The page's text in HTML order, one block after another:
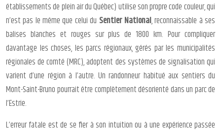
établissements de plein air du Québec) utilise son propre code couleur, qui
n’est pas le même que celui du Sentier National, reconnaissable à ses
balises blanches et rouges sur plus de 1800 km. Pour compliquer
davantage les choses, les parcs régionaux, gérés par les municipalités
régionales de comté (MRC), adoptent des systèmes de signalisation qui
varient d’une région à l’autre. Un randonneur habitué aux sentiers du
Mont-Saint-Bruno pourrait être complètement désorienté dans un parc de
l’Estrie.
L’erreur fatale est de se fier à son intuition ou à une expérience passée